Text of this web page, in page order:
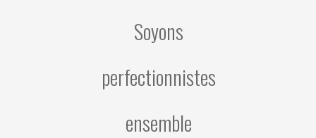
Soyons
perfectionnistes
ensemble